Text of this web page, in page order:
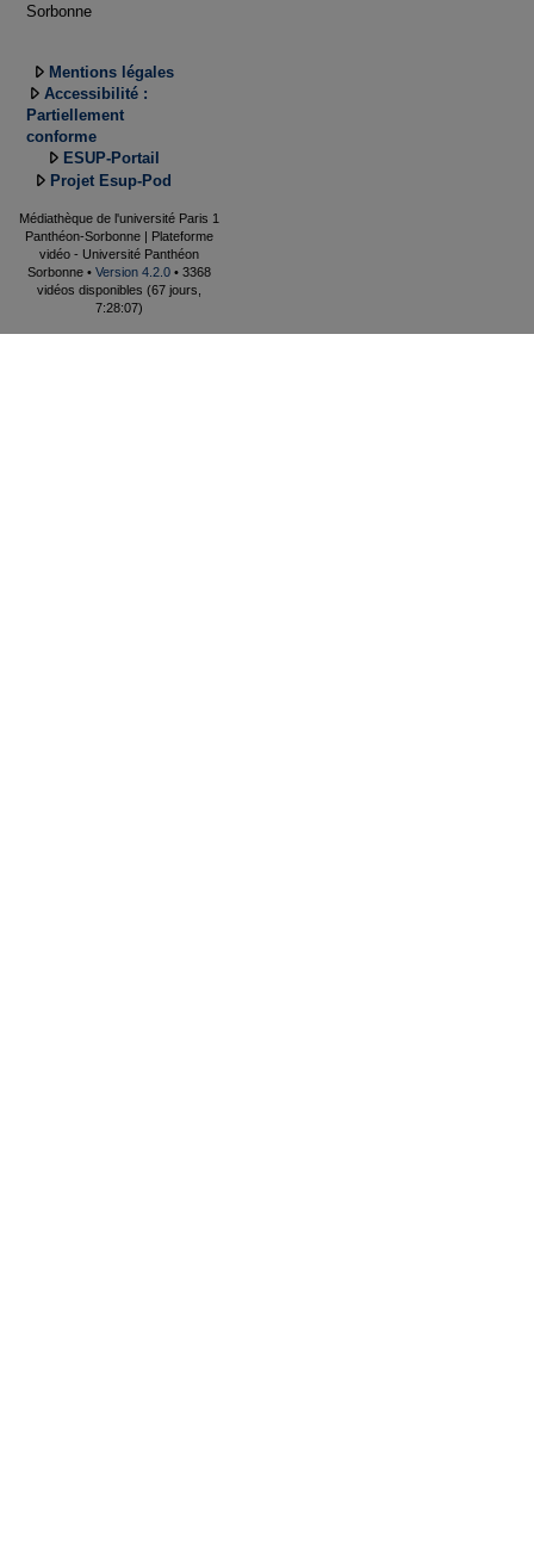
Sorbonne
Mentions légales
Accessibilité :
Partiellement
conforme
ESUP-Portail
Projet Esup-Pod
Médiathèque de l'université Paris 1
Panthéon-Sorbonne | Plateforme
vidéo - Université Panthéon
Sorbonne • Version 4.2.0 • 3368
vidéos disponibles (67 jours,
7:28:07)